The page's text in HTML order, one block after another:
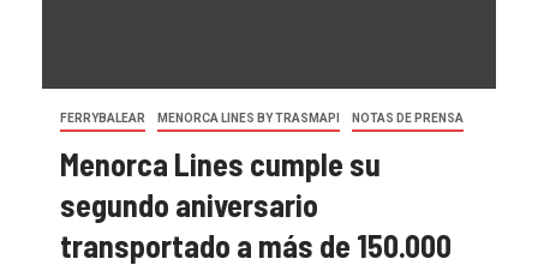
FERRYBALEAR MENORCA LINES BY TRASMAPI NOTAS DE PRENSA
Menorca Lines cumple su
segundo aniversario
transportado a más de 150.000